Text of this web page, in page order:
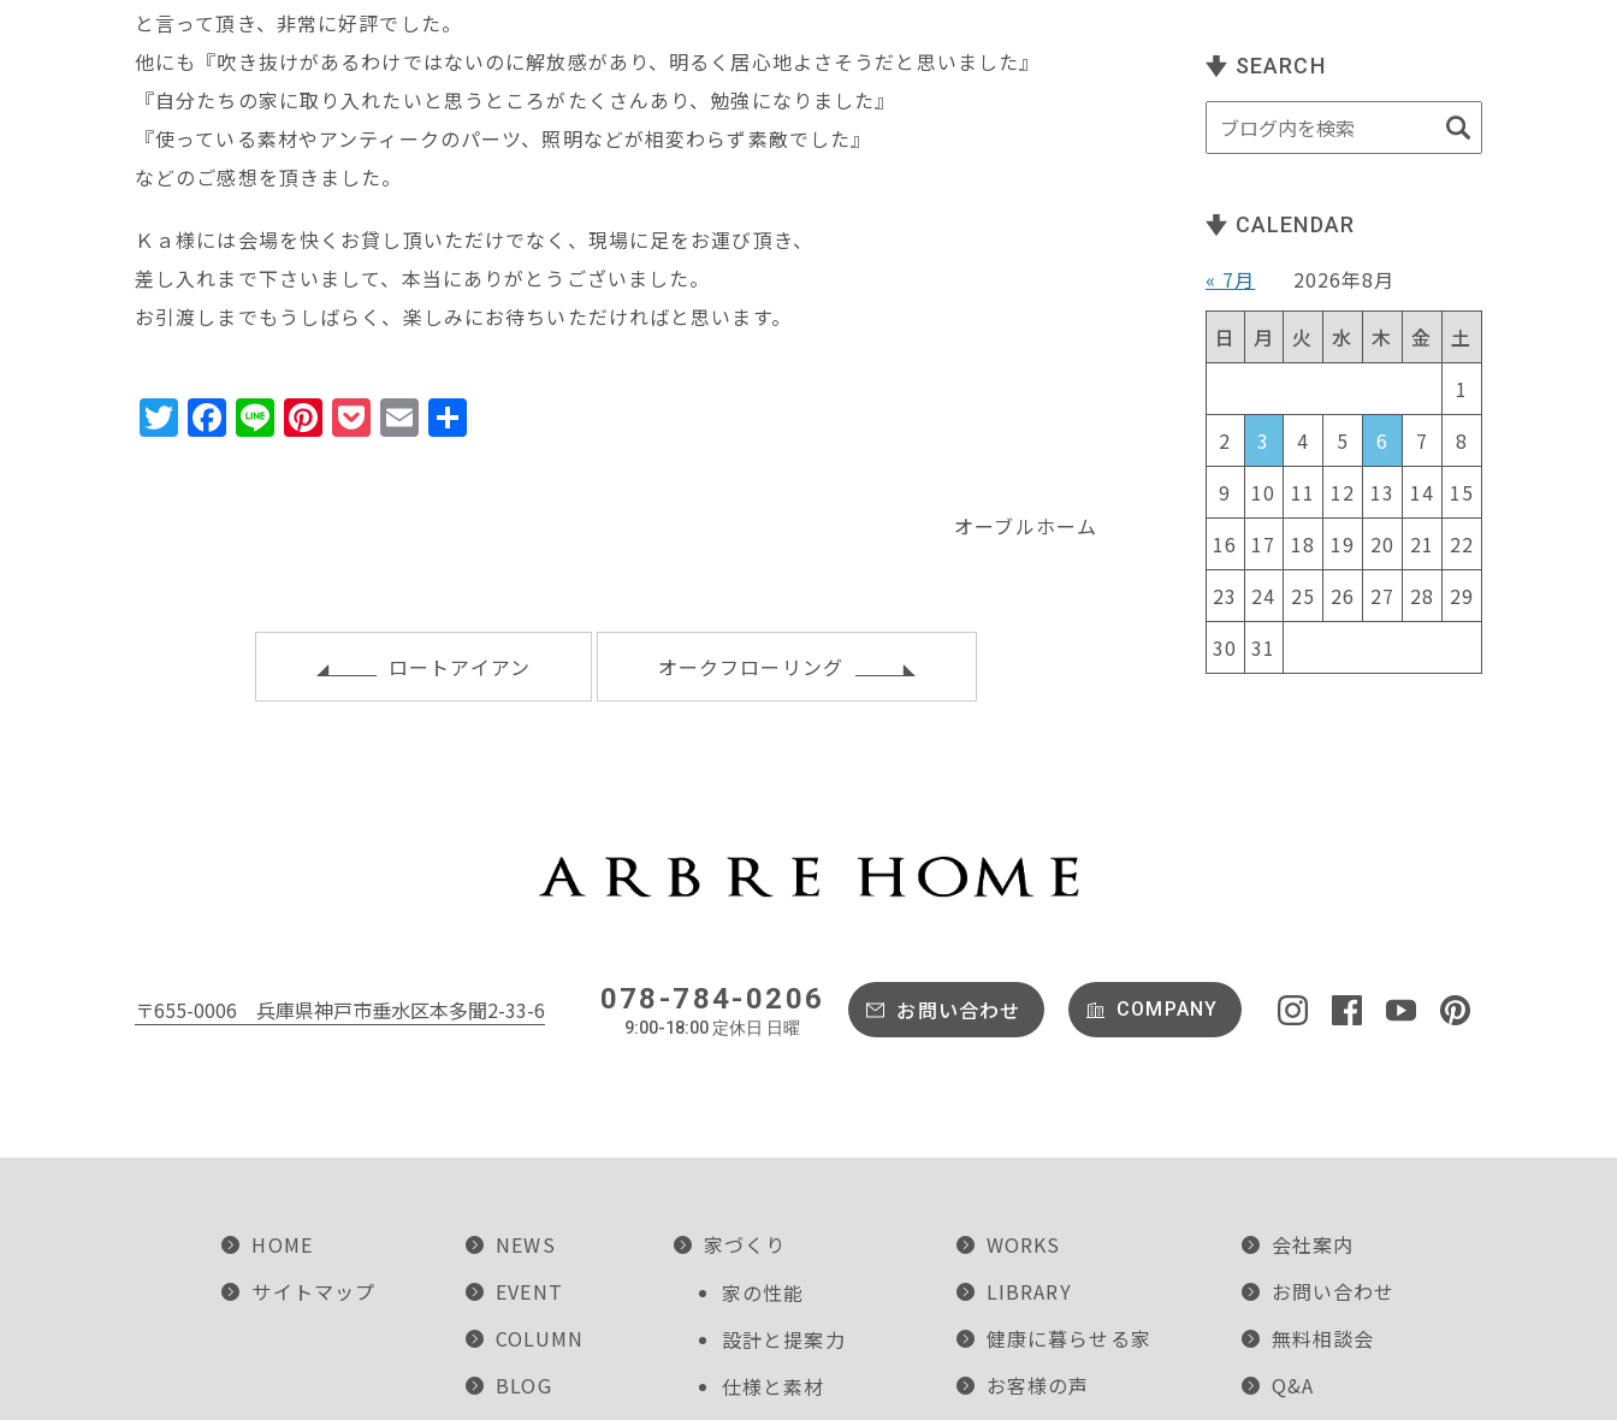
と言って頂き、非常に好評でした。
他にも『吹き抜けがあるわけではないのに解放感があり、明るく居心地よさそうだと思いました』
『自分たちの家に取り入れたいと思うところがたくさんあり、勉強になりました』
『使っている素材やアンティークのパーツ、照明などが相変わらず素敵でした』
などのご感想を頂きました。
Ｋａ様には会場を快くお貸し頂いただけでなく、現場に足をお運び頂き、
差し入れまで下さいまして、本当にありがとうございました。
お引渡しまでもうしばらく、楽しみにお待ちいただければと思います。
T
w
F
a
Li
n
Pi
n
P
o
E
m
オーブルホーム
ロートアイアン オークフローリング
SEARCH
CALENDAR
« 7月
2026年8月
日
月 火 水 木 金
土
1
2
3 4 5 6 7
8
9
10 11 12 13 14
15
16
17 18 19 20 21
22
23
24 25 26 27 28
29
30 31
〒655-0006 兵庫県神戸市垂水区本多聞2-33-6 078-784-0206
9:00-18:00 定休日 日曜
お問い合わせ COMPANY
HOME
サイトマップ
NEWS
EVENT
COLUMN
BLOG
家づくり
家の性能
設計と提案力
仕様と素材
WORKS
LIBRARY
健康に暮らせる家
お客様の声
会社案内
お問い合わせ
無料相談会
Q&A